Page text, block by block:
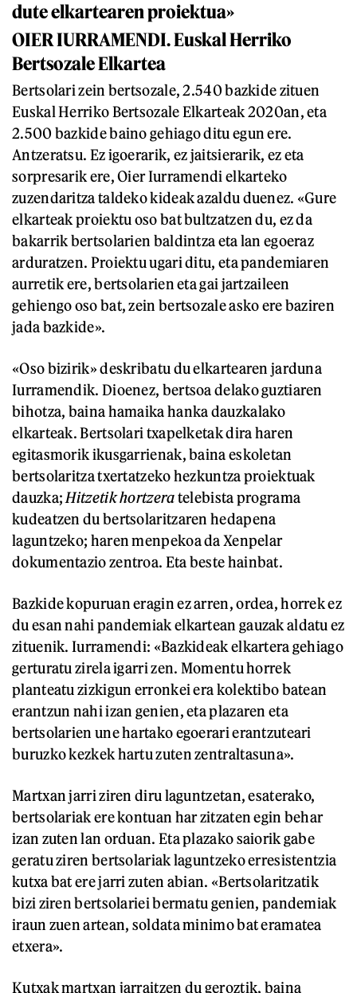
dute elkartearen proiektua»
OIER IURRAMENDI. Euskal Herriko
Bertsozale Elkartea
Bertsolari zein bertsozale, 2.540 bazkide zituen
Euskal Herriko Bertsozale Elkarteak 2020an, eta
2.500 bazkide baino gehiago ditu egun ere.
Antzeratsu. Ez igoerarik, ez jaitsierarik, ez eta
sorpresarik ere, Oier Iurramendi elkarteko
zuzendaritza taldeko kideak azaldu duenez. «Gure
elkarteak proiektu oso bat bultzatzen du, ez da
bakarrik bertsolarien baldintza eta lan egoeraz
arduratzen. Proiektu ugari ditu, eta pandemiaren
aurretik ere, bertsolarien eta gai jartzaileen
gehiengo oso bat, zein bertsozale asko ere baziren
jada bazkide».
«Oso bizirik» deskribatu du elkartearen jarduna
Iurramendik. Dioenez, bertsoa delako guztiaren
bihotza, baina hamaika hanka dauzkalako
elkarteak. Bertsolari txapelketak dira haren
egitasmorik ikusgarrienak, baina eskoletan
bertsolaritza txertatzeko hezkuntza proiektuak
dauzka; Hitzetik hortzeratelebista programa
kudeatzen du bertsolaritzaren hedapena
laguntzeko; haren menpekoa da Xenpelar
dokumentazio zentroa. Eta beste hainbat.
Bazkide kopuruan eragin ez arren, ordea, horrek ez
du esan nahi pandemiak elkartean gauzak aldatu ez
zituenik. Iurramendi: «Bazkideak elkartera gehiago
gerturatu zirela igarri zen. Momentu horrek
planteatu zizkigun erronkei era kolektibo batean
erantzun nahi izan genien, eta plazaren eta
bertsolarien une hartako egoerari erantzuteari
buruzko kezkek hartu zuten zentraltasuna».
Martxan jarri ziren diru laguntzetan, esaterako,
bertsolariak ere kontuan har zitzaten egin behar
izan zuten lan orduan. Eta plazako saiorik gabe
geratu ziren bertsolariak laguntzeko erresistentzia
kutxa bat ere jarri zuten abian. «Bertsolaritzatik
bizi ziren bertsolariei bermatu genien, pandemiak
iraun zuen artean, soldata minimo bat eramatea
etxera».
Kutxak martxan jarraitzen du geroztik, baina